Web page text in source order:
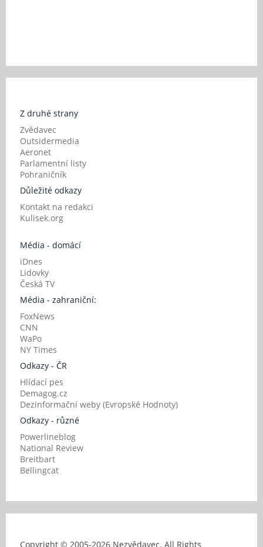
Z druhé strany
Zvědavec
Outsidermedia
Aeronet
Parlamentní listy
Pohraničník
Důležité odkazy
Kontakt na redakci
Kulisek.org
Média - domácí
iDnes
Lidovky
Česká TV
Média - zahraniční:
FoxNews
CNN
WaPo
NY Times
Odkazy - ČR
Hlídací pes
Demagog.cz
Dezinformační weby (Evropské Hodnoty)
Odkazy - různé
Powerlineblog
National Review
Breitbart
Bellingcat
Copyright © 2005-2026 Nezvědavec. All Rights